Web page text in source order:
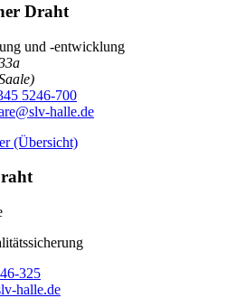
Draht
und -entwicklung
5246-700
halle.de
(Übersicht)
325
halle.de